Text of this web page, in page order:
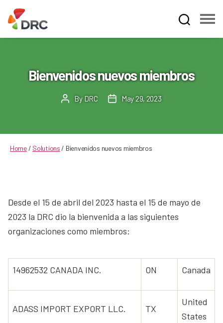
Dispute
Resolution
Bienvenidos nuevos miembros
PostBy DRC
PostMay 29, 2023
Home/ Solutions / Bienvenidos nuevos miembros
Desde el 15 de abril del 2023 hasta el 15 de mayo de
2023 la DRC dio la bienvenida a las siguientes
organizaciones como miembros:
14962532 CANADA INC. ON Canada
ADASS IMPORT EXPORT LLC. TX
United
States